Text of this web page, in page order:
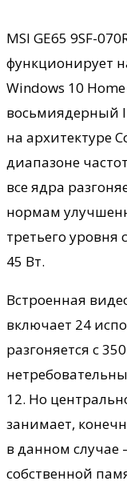
MSI GE65 9SF-
функционирует
Windows 10
восьмиядерный
на архитектуре
диапазоне
все ядра
нормам
третьего уровня
45 Вт.
Встроенная
включает 24
разгоняется с
12. Но
занимает,
в данном случае
собственной